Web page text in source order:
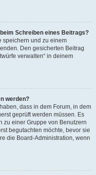
Schreiben eines Beitrags?
speichern und zu einem
Den gesicherten Beitrag
verwalten“ in deinem
werden?
dass in dem Forum, in dem
geprüft werden müssen. Es
zu einer Gruppe von Benutzern
begutachten möchte, bevor sie
die Board-Administration, wenn